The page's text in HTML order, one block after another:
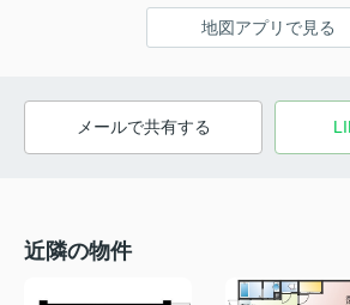
地図アプリで見る
メールで共有する
近隣の物件